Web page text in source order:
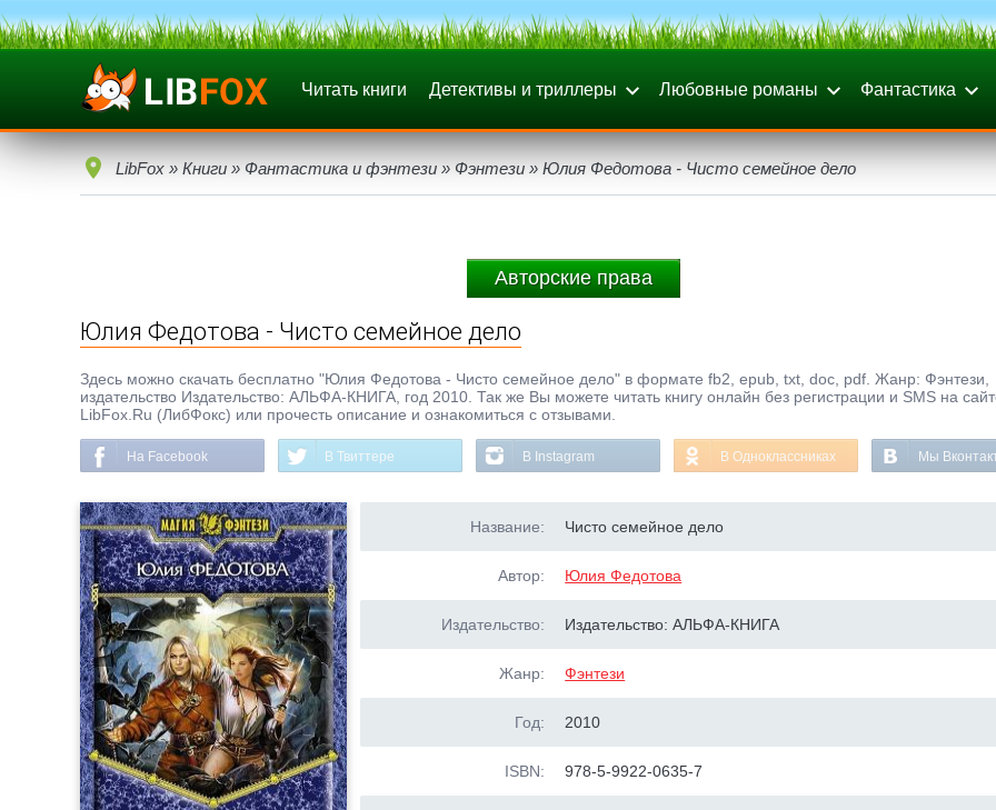
Читать книги Детективы и триллеры Любовные романы Фантастика
LibFox » Книги » Фантастика и фэнтези » Фэнтези » Юлия Федотова - Чисто семейное дело
Авторские права
Юлия Федотова - Чисто семейное дело
Здесь можно скачать бесплатно "Юлия Федотова - Чисто семейное дело" в формате fb2, epub, txt, doc, pdf. Жанр: Фэнтези,
издательство Издательство: АЛЬФА-КНИГА, год 2010. Так же Вы можете читать книгу онлайн без регистрации и SMS на
LibFox.Ru (ЛибФокс) или прочесть описание и ознакомиться с отзывами.
На Facebook В Твиттере В Instagram В Одноклассниках Мы
Название: Чисто семейное дело
Автор: Юлия Федотова
Издательство: Издательство: АЛЬФА-КНИГА
Жанр: Фэнтези
Год: 2010
ISBN: 978-5-9922-0635-7